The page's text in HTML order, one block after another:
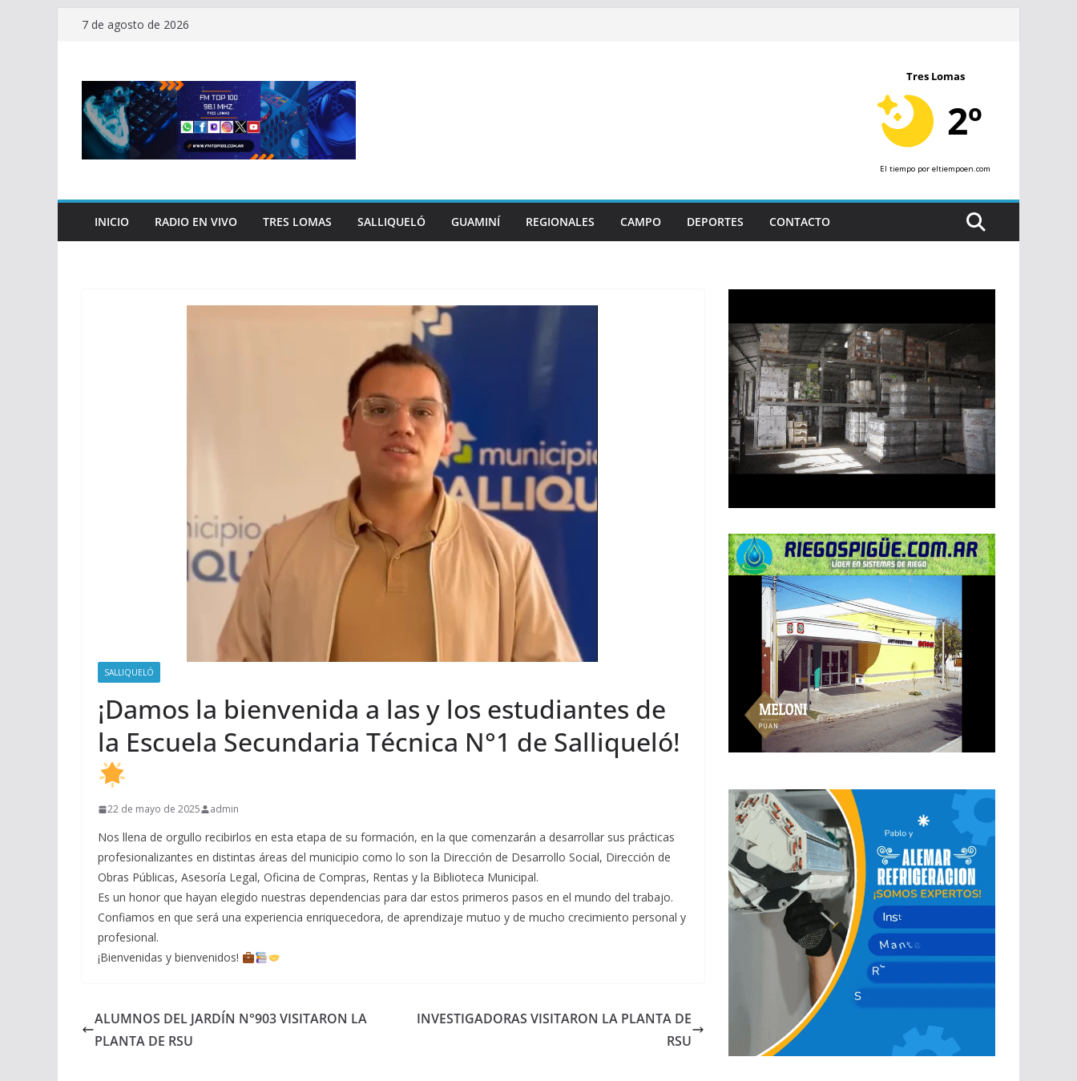
Saltar7 de agosto de 2026
Tres Lomas
2º
El tiempo por eltiempoen.com
INICIO RADIO EN VIVO TRES LOMAS SALLIQUELÓ GUAMINÍ REGIONALES CAMPO DEPORTES CONTACTO
SALLIQUELÓ
¡Damos la bienvenida a las y los estudiantes de
la Escuela Secundaria Técnica N°1 de Salliqueló!
22 de mayo de 2025 admin
Nos llena de orgullo recibirlos en esta etapa de su formación, en la que comenzarán a desarrollar sus prácticas
profesionalizantes en distintas áreas del municipio como lo son la Dirección de Desarrollo Social, Dirección de
Obras Públicas, Asesoría Legal, Oficina de Compras, Rentas y la Biblioteca Municipal.
Es un honor que hayan elegido nuestras dependencias para dar estos primeros pasos en el mundo del trabajo.
Confiamos en que será una experiencia enriquecedora, de aprendizaje mutuo y de mucho crecimiento personal y
profesional.
¡Bienvenidas y bienvenidos!
ALUMNOS DEL JARDÍN N°903 VISITARON LA
PLANTA DE RSU
INVESTIGADORAS VISITARON LA PLANTA DE
RSU